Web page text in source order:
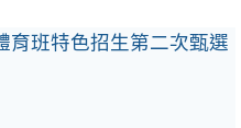
育班特色招生第二次甄選